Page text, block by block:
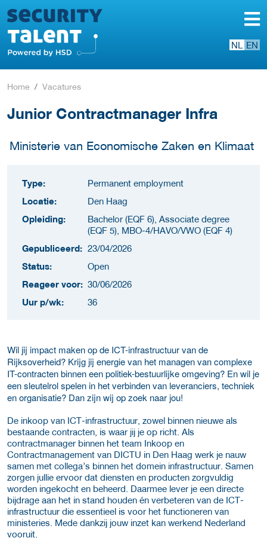
NL EN
Home Vacatures
Junior Contractmanager Infra
Ministerie van Economische Zaken en Klimaat
Type:
Permanent employment
Locatie:
Den Haag
Opleiding:
Bachelor (EQF 6), Associate degree
(EQF 5), MBO-4/HAVO/VWO (EQF 4)
Gepubliceerd: 23/04/2026
Status:
Open
Reageer voor: 30/06/2026
Uur p/wk:
36
Wil jij impact maken op de ICT-infrastructuur van de
Rijksoverheid? Krijg jij energie van het managen van complexe
IT-contracten binnen een politiek-bestuurlijke omgeving? En wil je
een sleutelrol spelen in het verbinden van leveranciers, techniek
en organisatie? Dan zijn wij op zoek naar jou!
De inkoop van ICT-infrastructuur, zowel binnen nieuwe als
bestaande contracten, is waar jij je op richt. Als
contractmanager binnen het team Inkoop en
Contractmanagement van DICTU in Den Haag werk je nauw
samen met collega’s binnen het domein infrastructuur. Samen
zorgen jullie ervoor dat diensten en producten zorgvuldig
worden ingekocht en beheerd. Daarmee lever je een directe
bijdrage aan het in stand houden én verbeteren van de ICT-
infrastructuur die essentieel is voor het functioneren van
ministeries. Mede dankzij jouw inzet kan werkend Nederland
vooruit.